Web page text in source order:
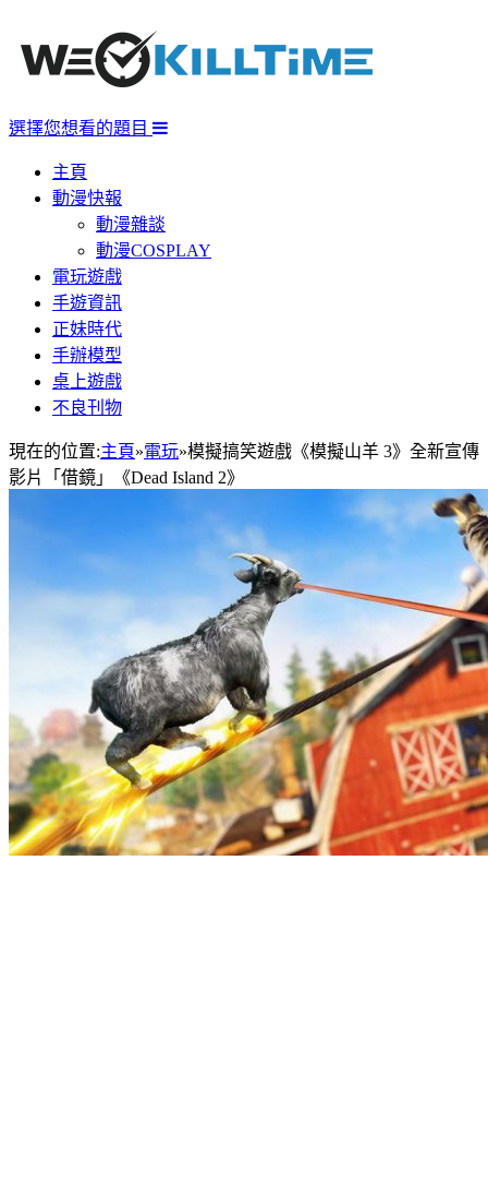
選擇您想看的題目
主頁
動漫快報
動漫雜談
動漫COSPLAY
電玩遊戲
手遊資訊
正妹時代
手辦模型
桌上遊戲
不良刊物
現在的位置:主頁»電玩»模擬搞笑遊戲《模擬山羊 3》全新宣傳
影片「借鏡」《Dead Island 2》